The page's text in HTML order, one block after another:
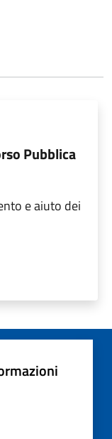
Pubblica
e aiuto dei